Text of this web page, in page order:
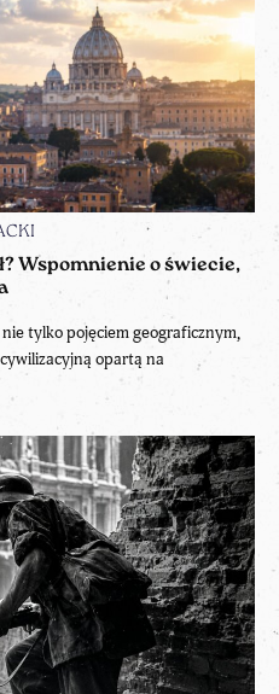
Wspomnienie o świecie,
tylko pojęciem geograficznym,
opartą na